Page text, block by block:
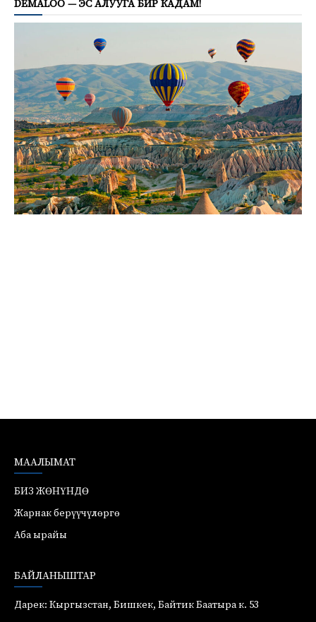
DEMALOO — ЭС АЛУУГА БИР КАДАМ!
МААЛЫМАТ
БИЗ ЖӨНҮНДӨ
Жарнак берүүчүлөргө
Аба ырайы
БАЙЛАНЫШТАР
Дарек: Кыргызстан, Бишкек, Байтик Баатыра к. 53